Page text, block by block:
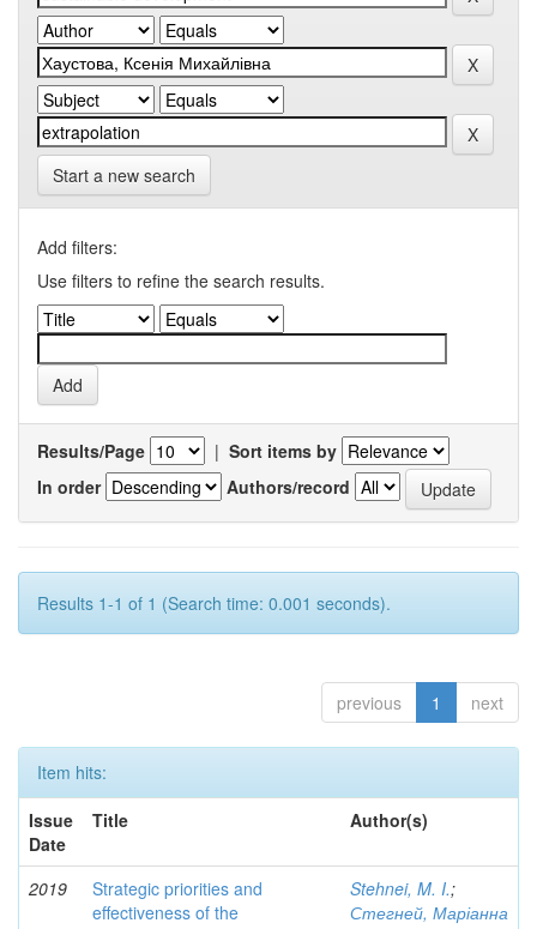
Start a new search
Add filters:
Use filters to refine the search results.
Results/Page | Sort items by
In order
Authors/record
Results 1-1 of 1 (Search time: 0.001 seconds).
previous 1 next
Item hits:
Issue
Date
Title Author(s)
2019
Strategic priorities and
effectiveness of the
Stehnei, M. I.;
Стегней, Маріанна